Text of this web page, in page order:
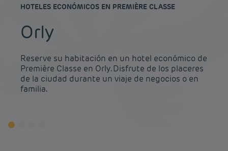
HOTELES ECONÓMICOS EN PREMIÈRE CLASSE
Orly
Reserve su habitación en un hotel económico de
Première Classe en Orly. Disfrute de los placeres
de la ciudad durante un viaje de negocios o en
familia.